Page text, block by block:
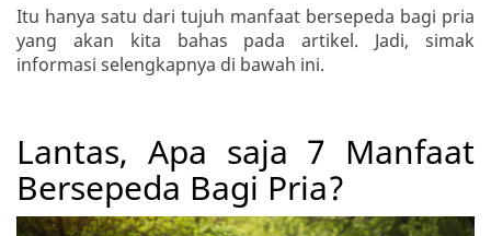
Itu hanya satu dari tujuh manfaat bersepeda bagi pria
yang akan kita bahas pada artikel. Jadi, simak
informasi selengkapnya di bawah ini.
Lantas, Apa saja 7 Manfaat
Bersepeda Bagi Pria?